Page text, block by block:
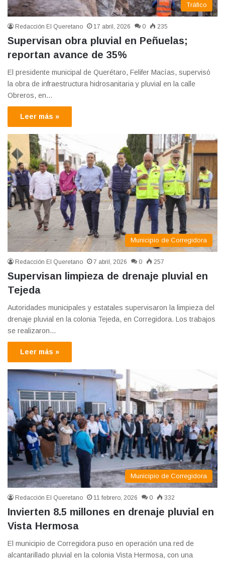
Tráfico
Redacción El Queretano 17 abril, 2026 0 235
Supervisan obra pluvial en Peñuelas;
reportan avance de 35%
El presidente municipal de Querétaro, Felifer Macías, supervisó
la obra de infraestructura hidrosanitaria y pluvial en la calle
Obreros, en…
Leer más »
Municipio de Corregidora
Redacción El Queretano 7 abril, 2026 0 257
Supervisan limpieza de drenaje pluvial en
Tejeda
Autoridades municipales y estatales supervisaron la limpieza del
drenaje pluvial en la colonia Tejeda, en Corregidora. Los trabajos
se realizaron…
Leer más »
Municipio de Corregidora
Redacción El Queretano 11 febrero, 2026 0 332
Invierten 8.5 millones en drenaje pluvial en
Vista Hermosa
El municipio de Corregidora puso en operación una red de
alcantarillado pluvial en la colonia Vista Hermosa, con una